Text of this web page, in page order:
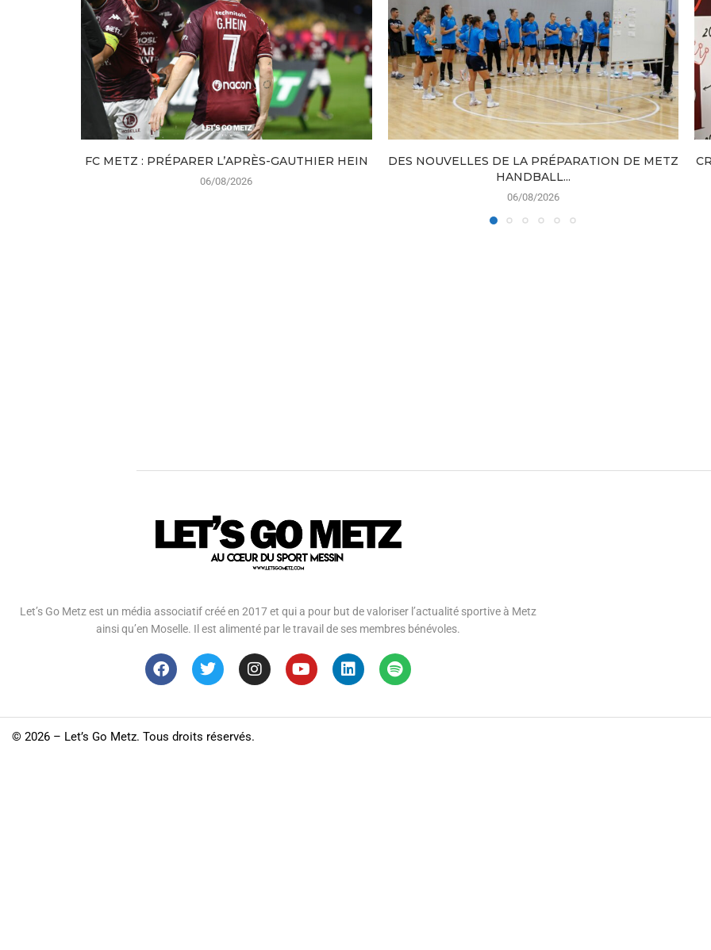
FC METZ : PRÉPARER L’APRÈS-GAUTHIER HEIN
06/08/2026
DES NOUVELLES DE LA PRÉPARATION DE METZ
HANDBALL...
06/08/2026
Let’s Go Metz est un média associatif créé en 2017 et qui a pour but de valoriser l’actualité sportive à Metz
ainsi qu’en Moselle. Il est alimenté par le travail de ses membres bénévoles.
© 2026 – Let’s Go Metz. Tous droits réservés.